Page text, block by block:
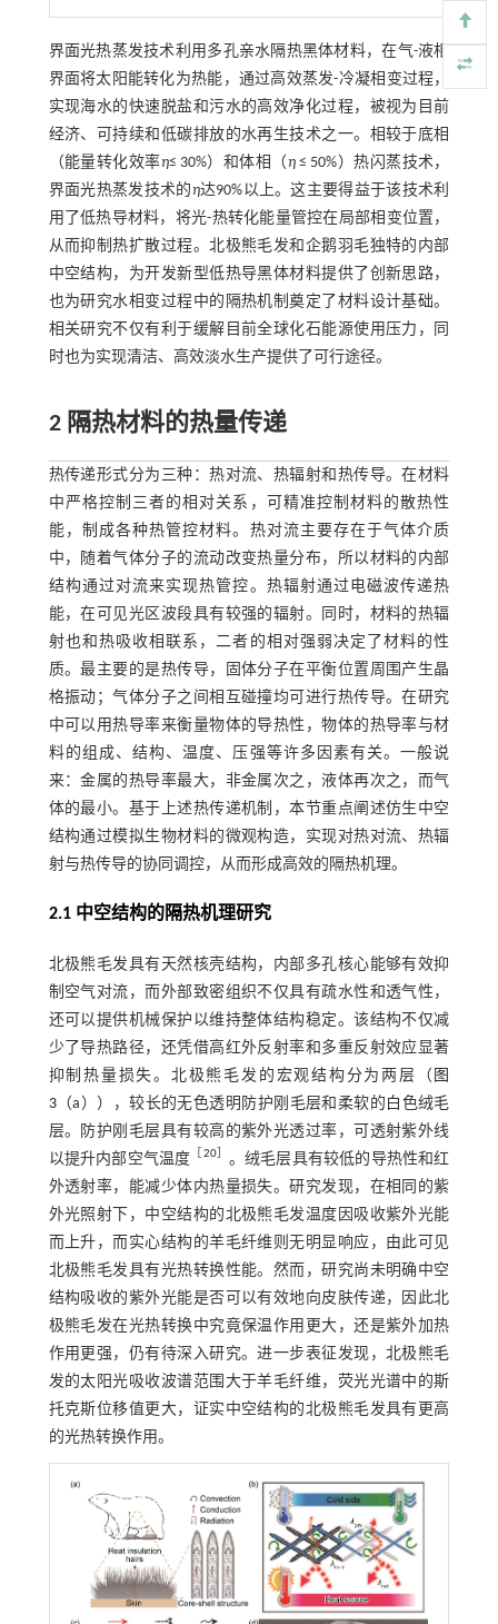
界面光热蒸发技术利用多孔亲水隔热黑体材料，在气-液相
界面将太阳能转化为热能，通过高效蒸发-冷凝相变过程，
实现海水的快速脱盐和污水的高效净化过程，被视为目前
经济、可持续和低碳排放的水再生技术之一。相较于底相
（能量转化效率η≤ 30%）和体相（ η≤ 50%）热闪蒸技术，
界面光热蒸发技术的 η达90%以上。这主要得益于该技术利
用了低热导材料，将光-热转化能量管控在局部相变位置，
从而抑制热扩散过程。北极熊毛发和企鹅羽毛独特的内部
中空结构，为开发新型低热导黑体材料提供了创新思路，
也为研究水相变过程中的隔热机制奠定了材料设计基础。
相关研究不仅有利于缓解目前全球化石能源使用压力，同
时也为实现清洁、高效淡水生产提供了可行途径。
2 隔热材料的热量传递
热传递形式分为三种：热对流、热辐射和热传导。在材料
中严格控制三者的相对关系，可精准控制材料的散热性
能，制成各种热管控材料。热对流主要存在于气体介质
中，随着气体分子的流动改变热量分布，所以材料的内部
结构通过对流来实现热管控。热辐射通过电磁波传递热
能，在可见光区波段具有较强的辐射。同时，材料的热辐
射也和热吸收相联系，二者的相对强弱决定了材料的性
质。最主要的是热传导，固体分子在平衡位置周围产生晶
格振动；气体分子之间相互碰撞均可进行热传导。在研究
中可以用热导率来衡量物体的导热性，物体的热导率与材
料的组成、结构、温度、压强等许多因素有关。一般说
来：金属的热导率最大，非金属次之，液体再次之，而气
体的最小。基于上述热传递机制，本节重点阐述仿生中空
结构通过模拟生物材料的微观构造，实现对热对流、热辐
射与热传导的协同调控，从而形成高效的隔热机理。
2.1 中空结构的隔热机理研究
北极熊毛发具有天然核壳结构，内部多孔核心能够有效抑
制空气对流，而外部致密组织不仅具有疏水性和透气性，
还可以提供机械保护以维持整体结构稳定。该结构不仅减
少了导热路径，还凭借高红外反射率和多重反射效应显著
抑制热量损失。北极熊毛发的宏观结构分为两层（ 图
3（a）），较长的无色透明防护刚毛层和柔软的白色绒毛
层。防护刚毛层具有较高的紫外光透过率，可透射紫外线
以提升内部空气温度 ［20］ 。绒毛层具有较低的导热性和红
外透射率，能减少体内热量损失。研究发现，在相同的紫
外光照射下，中空结构的北极熊毛发温度因吸收紫外光能
而上升，而实心结构的羊毛纤维则无明显响应，由此可见
北极熊毛发具有光热转换性能。然而，研究尚未明确中空
结构吸收的紫外光能是否可以有效地向皮肤传递，因此北
极熊毛发在光热转换中究竟保温作用更大，还是紫外加热
作用更强，仍有待深入研究。进一步表征发现，北极熊毛
发的太阳光吸收波谱范围大于羊毛纤维，荧光光谱中的斯
托克斯位移值更大，证实中空结构的北极熊毛发具有更高
的光热转换作用。